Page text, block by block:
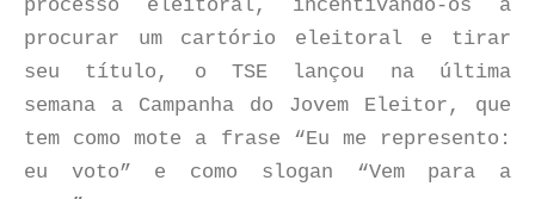
processo eleitoral, incentivando-os a
procurar um cartório eleitoral e tirar
seu título, o TSE lançou na última
semana a Campanha do Jovem Eleitor, que
tem como mote a frase “Eu me represento:
eu voto” e como slogan “Vem para a